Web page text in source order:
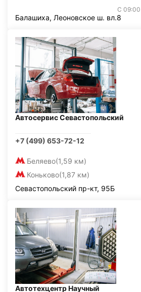
С 09:00
Балашиха, Леоновское ш. вл.8
Автосервис Севастопольский
+7 (499) 653-72-12
Беляево(1,59 км)
Коньково(1,87 км)
Севастопольский пр-кт, 95Б
Автотехцентр Научный